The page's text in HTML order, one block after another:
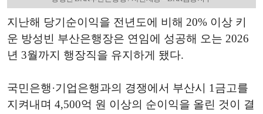
지난해 당기순이익을 전년도에 비해 20% 이상 키
운 방성빈 부산은행장은 연임에 성공해 오는 2026
년 3월까지 행장직을 유지하게 됐다.
국민은행·기업은행과의 경쟁에서 부산시 1금고를
지켜내며 4,500억 원 이상의 순이익을 올린 것이 결